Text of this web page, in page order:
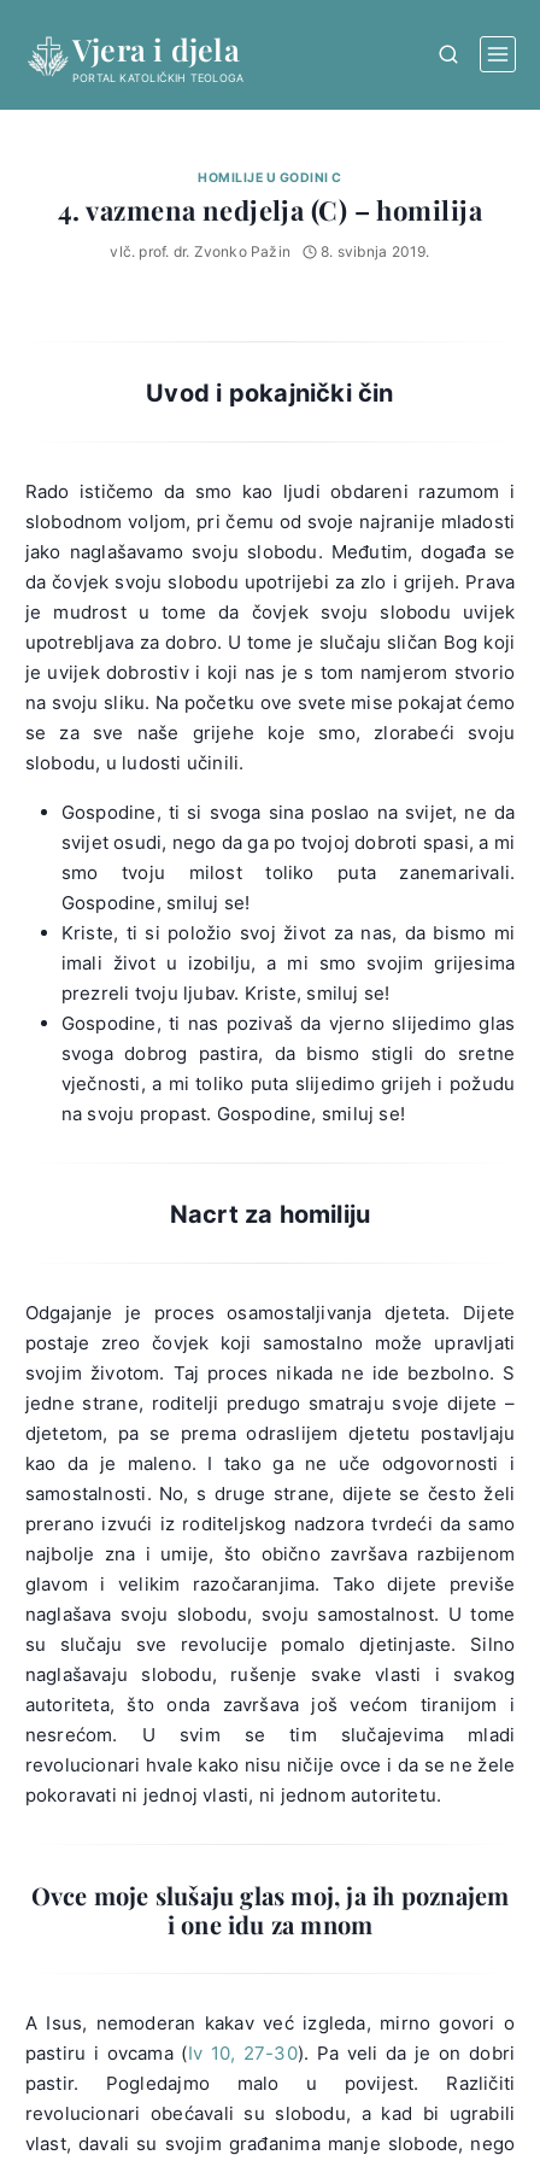
content
Vjera i djela
PORTAL KATOLIČKIH TEOLOGA
HOMILIJE U GODINI C
4. vazmena nedjelja (C) – homilija
vlč. prof. dr. Zvonko Pažin 8. svibnja 2019.
Uvod i pokajnički čin
Rado ističemo da smo kao ljudi obdareni razumom i
slobodnom voljom, pri čemu od svoje najranije mladosti
jako naglašavamo svoju slobodu. Međutim, događa se
da čovjek svoju slobodu upotrijebi za zlo i grijeh. Prava
je mudrost u tome da čovjek svoju slobodu uvijek
upotrebljava za dobro. U tome je slučaju sličan Bog koji
je uvijek dobrostiv i koji nas je s tom namjerom stvorio
na svoju sliku. Na početku ove svete mise pokajat ćemo
se za sve naše grijehe koje smo, zlorabeći svoju
slobodu, u ludosti učinili.
Gospodine, ti si svoga sina poslao na svijet, ne da
svijet osudi, nego da ga po tvojoj dobroti spasi, a mi
smo tvoju milost toliko puta zanemarivali.
Gospodine, smiluj se!
Kriste, ti si položio svoj život za nas, da bismo mi
imali život u izobilju, a mi smo svojim grijesima
prezreli tvoju ljubav. Kriste, smiluj se!
Gospodine, ti nas pozivaš da vjerno slijedimo glas
svoga dobrog pastira, da bismo stigli do sretne
vječnosti, a mi toliko puta slijedimo grijeh i požudu
na svoju propast. Gospodine, smiluj se!
Nacrt za homiliju
Odgajanje je proces osamostaljivanja djeteta. Dijete
postaje zreo čovjek koji samostalno može upravljati
svojim životom. Taj proces nikada ne ide bezbolno. S
jedne strane, roditelji predugo smatraju svoje dijete –
djetetom, pa se prema odraslijem djetetu postavljaju
kao da je maleno. I tako ga ne uče odgovornosti i
samostalnosti. No, s druge strane, dijete se često želi
prerano izvući iz roditeljskog nadzora tvrdeći da samo
najbolje zna i umije, što obično završava razbijenom
glavom i velikim razočaranjima. Tako dijete previše
naglašava svoju slobodu, svoju samostalnost. U tome
su slučaju sve revolucije pomalo djetinjaste. Silno
naglašavaju slobodu, rušenje svake vlasti i svakog
autoriteta, što onda završava još većom tiranijom i
nesrećom. U svim se tim slučajevima mladi
revolucionari hvale kako nisu ničije ovce i da se ne žele
pokoravati ni jednoj vlasti, ni jednom autoritetu.
Ovce moje slušaju glas moj, ja ih poznajem
i one idu za mnom
A Isus, nemoderan kakav već izgleda, mirno govori o
pastiru i ovcama (Iv 10, 27-30). Pa veli da je on dobri
pastir. Pogledajmo malo u povijest. Različiti
revolucionari obećavali su slobodu, a kad bi ugrabili
vlast, davali su svojim građanima manje slobode, nego